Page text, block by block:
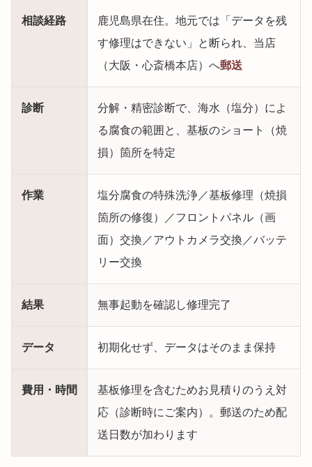
相談経路
鹿児島県在住。地元では「データを残
す修理はできない」と断られ、当店
（大阪・心斎橋本店）へ郵送
診断
分解・精密診断で、海水（塩分）によ
る腐食の範囲と、基板のショート（焼
損）箇所を特定
作業
塩分腐食の特殊洗浄／基板修理（焼損
箇所の修復）／フロントパネル（画
面）交換／アウトカメラ交換／バッテ
リー交換
結果 無事起動を確認し修理完了
データ 初期化せず、データはそのまま保持
費用・時間
基板修理を含むためお見積りのうえ対
応（診断時にご案内）。郵送のため配
送日数が加わります